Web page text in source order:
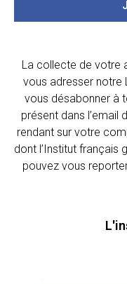
La collecte de votre
vous adresser notre
vous désabonner à
présent dans l’email
rendant sur votre
dont l’Institut français
pouvez vous